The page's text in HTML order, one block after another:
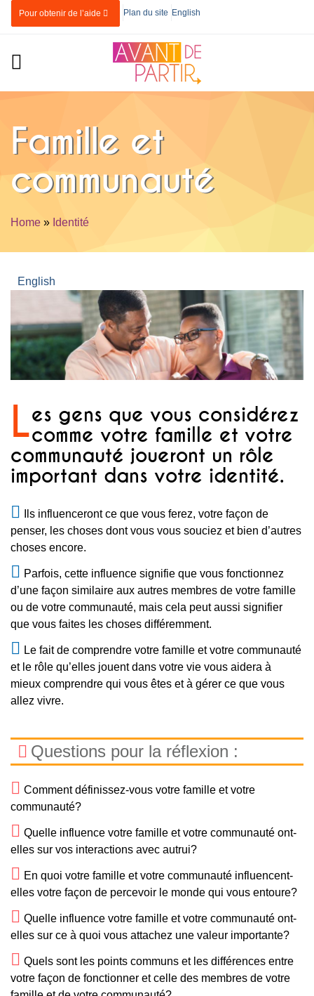
Skip to main content
Pour obtenir de l’aide Plan du site English
Famille et
communauté
You are here
Home » Identité
English
Les gens que vous considérez
comme votre famille et votre
communauté joueront un rôle
important dans votre identité.
Ils influenceront ce que vous ferez, votre façon de
penser, les choses dont vous vous souciez et bien d’autres
choses encore.
Parfois, cette influence signifie que vous fonctionnez
d’une façon similaire aux autres membres de votre famille
ou de votre communauté, mais cela peut aussi signifier
que vous faites les choses différemment.
Le fait de comprendre votre famille et votre communauté
et le rôle qu’elles jouent dans votre vie vous aidera à
mieux comprendre qui vous êtes et à gérer ce que vous
allez vivre.
Questions pour la réflexion :
Comment définissez-vous votre famille et votre
communauté?
Quelle influence votre famille et votre communauté ont-
elles sur vos interactions avec autrui?
En quoi votre famille et votre communauté influencent-
elles votre façon de percevoir le monde qui vous entoure?
Quelle influence votre famille et votre communauté ont-
elles sur ce à quoi vous attachez une valeur importante?
Quels sont les points communs et les différences entre
votre façon de fonctionner et celle des membres de votre